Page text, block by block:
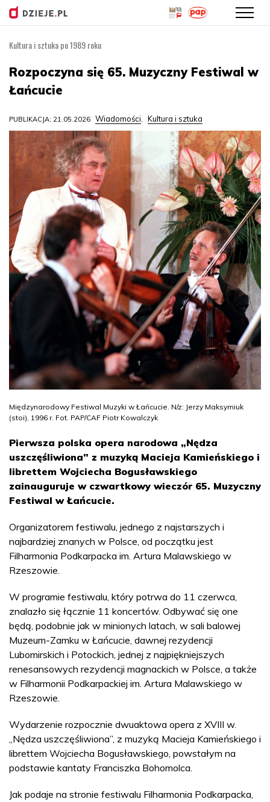
treści
Kultura i sztuka po 1989 roku
Rozpoczyna się 65. Muzyczny Festiwal w
Łańcucie
PUBLIKACJA: 21.05.2026 Wiadomości, Kultura i sztuka
Międzynarodowy Festiwal Muzyki w Łańcucie. N/z: Jerzy Maksymiuk
(stoi), 1996 r. Fot. PAP/CAF Piotr Kowalczyk
Pierwsza polska opera narodowa „Nędza
uszczęśliwiona” z muzyką Macieja Kamieńskiego i
librettem Wojciecha Bogusławskiego
zainauguruje w czwartkowy wieczór 65. Muzyczny
Festiwal w Łańcucie.
Organizatorem festiwalu, jednego z najstarszych i
najbardziej znanych w Polsce, od początku jest
Filharmonia Podkarpacka im. Artura Malawskiego w
Rzeszowie.
W programie festiwalu, który potrwa do 11 czerwca,
znalazło się łącznie 11 koncertów. Odbywać się one
będą, podobnie jak w minionych latach, w sali balowej
Muzeum-Zamku w Łańcucie, dawnej rezydencji
Lubomirskich i Potockich, jednej z najpiękniejszych
renesansowych rezydencji magnackich w Polsce, a także
w Filharmonii Podkarpackiej im. Artura Malawskiego w
Rzeszowie.
Wydarzenie rozpocznie dwuaktowa opera z XVIII w.
„Nędza uszczęśliwiona”, z muzyką Macieja Kamieńskiego i
librettem Wojciecha Bogusławskiego, powstałym na
podstawie kantaty Franciszka Bohomolca.
Jak podaje na stronie festiwalu Filharmonia Podkarpacka,